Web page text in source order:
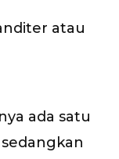
atau
ada satu